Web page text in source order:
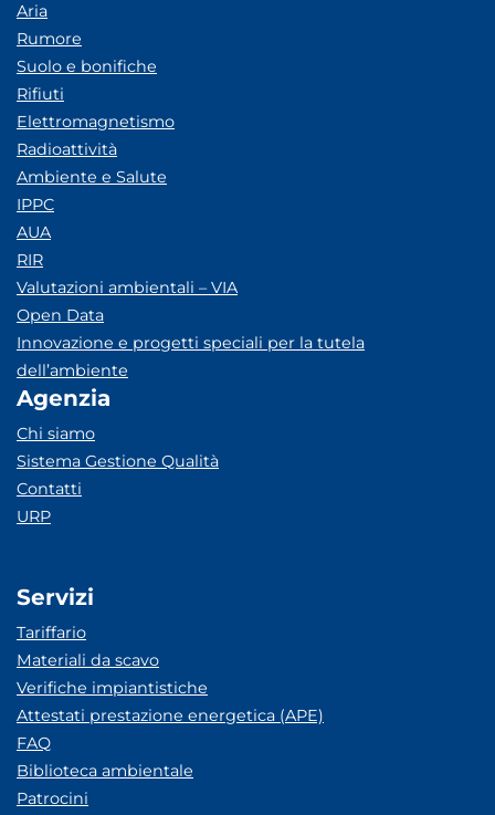
Aria
Rumore
Suolo e bonifiche
Rifiuti
Elettromagnetismo
Radioattività
Ambiente e Salute
IPPC
AUA
RIR
Valutazioni ambientali – VIA
Open Data
Innovazione e progetti speciali per la tutela
dell’ambiente
Agenzia
Chi siamo
Sistema Gestione Qualità
Contatti
URP
Servizi
Tariffario
Materiali da scavo
Verifiche impiantistiche
Attestati prestazione energetica (APE)
FAQ
Biblioteca ambientale
Patrocini